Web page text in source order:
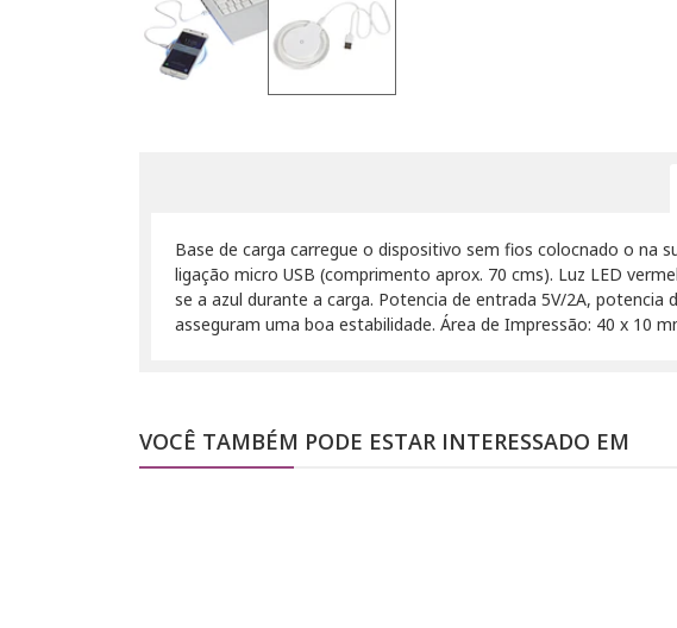
Base de carga carregue o dispositivo sem fios colocnado o na
ligação micro USB (comprimento aprox. 70 cms). Luz LED
se a azul durante a carga. Potencia de entrada 5V/2A,
asseguram uma boa estabilidade. Área de Impressão: 40 x 10
VOCÊ TAMBÉM PODE ESTAR INTERESSADO EM